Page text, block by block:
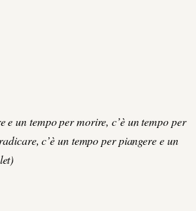
e un tempo per morire, c’è un tempo per
c’è un tempo per piangere e un